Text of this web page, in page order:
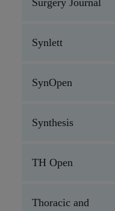
Surgery Journal
Synlett
SynOpen
Synthesis
TH Open
Thoracic and